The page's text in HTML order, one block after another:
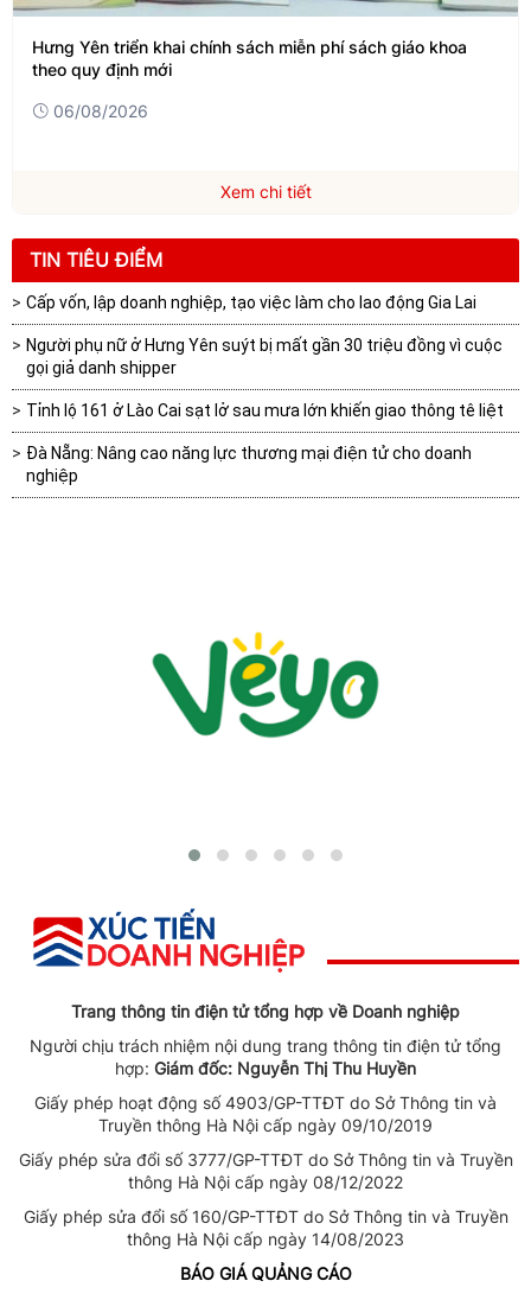
Hưng Yên triển khai chính sách miễn phí sách giáo khoa
theo quy định mới
06/08/2026
Xem chi tiết
TIN TIÊU ĐIỂM
Cấp vốn, lập doanh nghiệp, tạo việc làm cho lao động Gia Lai
Người phụ nữ ở Hưng Yên suýt bị mất gần 30 triệu đồng vì cuộc
gọi giả danh shipper
Tỉnh lộ 161 ở Lào Cai sạt lở sau mưa lớn khiến giao thông tê liệt
Đà Nẵng: Nâng cao năng lực thương mại điện tử cho doanh
nghiệp
Trang thông tin điện tử tổng hợp về Doanh nghiệp
Người chịu trách nhiệm nội dung trang thông tin điện tử tổng
hợp: Giám đốc: Nguyễn Thị Thu Huyền
Giấy phép hoạt động số 4903/GP-TTĐT do Sở Thông tin và
Truyền thông Hà Nội cấp ngày 09/10/2019
Giấy phép sửa đổi số 3777/GP-TTĐT do Sở Thông tin và Truyền
thông Hà Nội cấp ngày 08/12/2022
Giấy phép sửa đổi số 160/GP-TTĐT do Sở Thông tin và Truyền
thông Hà Nội cấp ngày 14/08/2023
BÁO GIÁ QUẢNG CÁO